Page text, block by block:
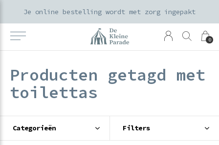
0
Je online bestelling wordt met zorg ingepakt
Producten getagd met
toilettas
Categorieën Filters